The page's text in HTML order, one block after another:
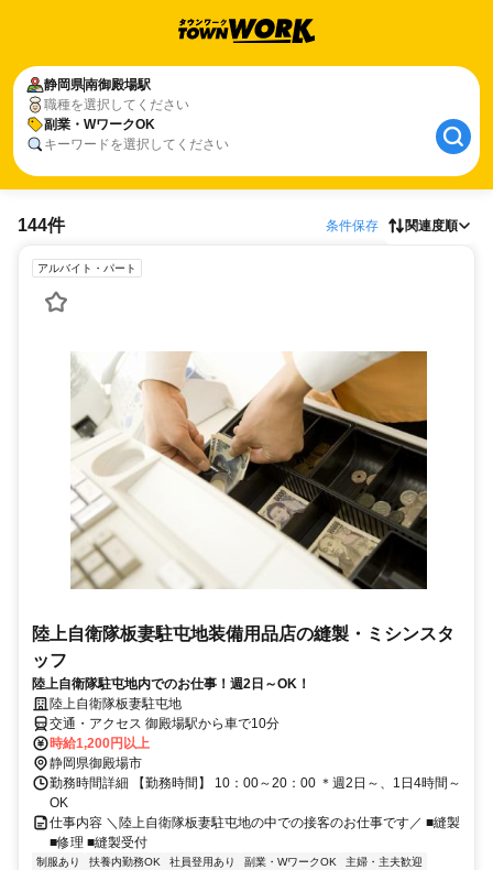
静岡県南御殿場駅
職種を選択してください
副業・WワークOK
キーワードを選択してください
144件 条件保存 関連度順
アルバイト・パート
陸上自衛隊板妻駐屯地装備用品店の縫製・ミシンスタ
ッフ
陸上自衛隊駐屯地内でのお仕事！週2日～OK！
陸上自衛隊板妻駐屯地
交通・アクセス 御殿場駅から車で10分
時給1,200円以上
静岡県御殿場市
勤務時間詳細 【勤務時間】 10：00～20：00 ＊週2日～、1日4時間～
OK
仕事内容 ＼陸上自衛隊板妻駐屯地の中での接客のお仕事です／ ■縫製
■修理 ■縫製受付
制服あり 扶養内勤務OK 社員登用あり 副業・WワークOK
主婦・主夫歓迎